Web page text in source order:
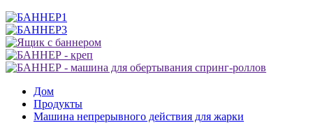
Дом
Продукты
Машина непрерывного действия для жарки